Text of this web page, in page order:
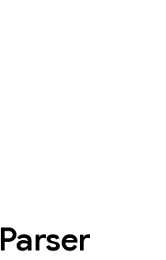
Parser